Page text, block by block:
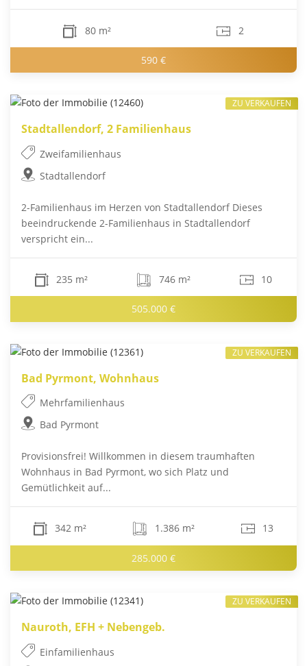
80 m² 2
590 €
Stadtallendorf, 2 Familienhaus
Zweifamilienhaus
Stadtallendorf
2-Familienhaus im Herzen von Stadtallendorf Dieses
beeindruckende 2-Familienhaus in Stadtallendorf
verspricht ein...
235 m² 746 m² 10
505.000 €
ZU VERKAUFEN
Bad Pyrmont, Wohnhaus
Mehrfamilienhaus
Bad Pyrmont
Provisionsfrei! Willkommen in diesem traumhaften
Wohnhaus in Bad Pyrmont, wo sich Platz und
Gemütlichkeit auf...
342 m² 1.386 m² 13
285.000 €
ZU VERKAUFEN
Nauroth, EFH + Nebengeb.
Einfamilienhaus
ZU VERKAUFEN